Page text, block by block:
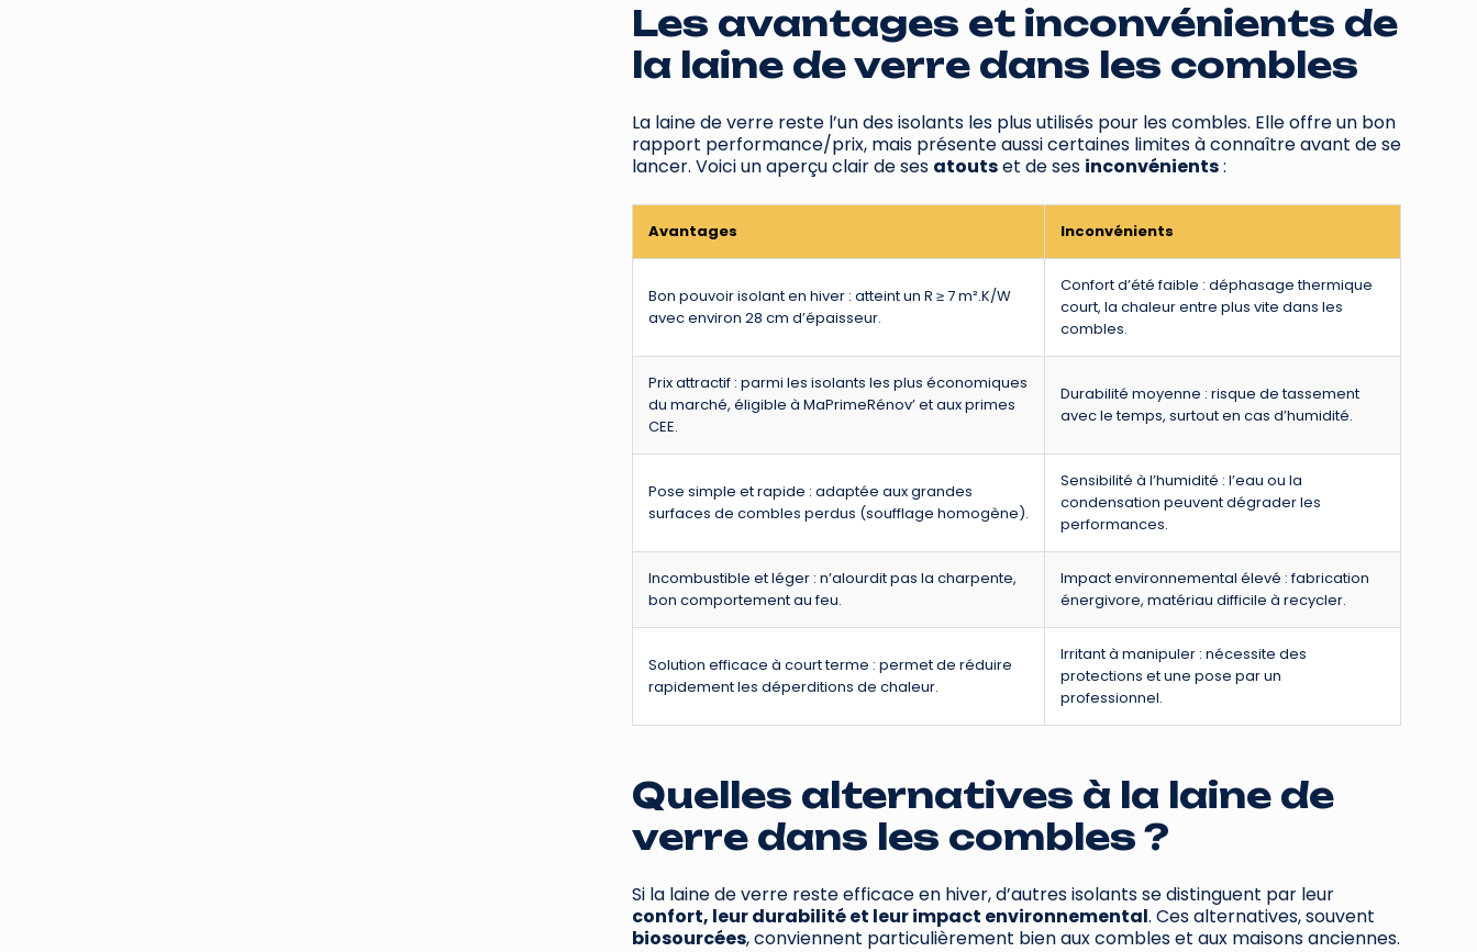
Les avantages et inconvénients de
la laine de verre dans les combles
La laine de verre reste l’un des isolants les plus utilisés pour les combles. Elle offre un bon
rapport performance/prix, mais présente aussi certaines limites à connaître avant de se
lancer. Voici un aperçu clair de ses atoutset de ses inconvénients:
Avantages Inconvénients
Bon pouvoir isolant en hiver : atteint un R ≥ 7 m².K/W
avec environ 28 cm d’épaisseur.
Confort d’été faible : déphasage thermique
court, la chaleur entre plus vite dans les
combles.
Prix attractif : parmi les isolants les plus économiques
du marché, éligible à MaPrimeRénov’ et aux primes
CEE.
Durabilité moyenne : risque de tassement
avec le temps, surtout en cas d’humidité.
Pose simple et rapide : adaptée aux grandes
surfaces de combles perdus (soufflage homogène).
Sensibilité à l’humidité : l’eau ou la
condensation peuvent dégrader les
performances.
Incombustible et léger : n’alourdit pas la charpente,
bon comportement au feu.
Impact environnemental élevé : fabrication
énergivore, matériau difficile à recycler.
Solution efficace à court terme : permet de réduire
rapidement les déperditions de chaleur.
Irritant à manipuler : nécessite des
protections et une pose par un
professionnel.
Quelles alternatives à la laine de
verre dans les combles ?
Si la laine de verre reste efficace en hiver, d’autres isolants se distinguent par leur
confort, leur durabilité et leur impact environnemental. Ces alternatives, souvent
biosourcées, conviennent particulièrement bien aux combles et aux maisons anciennes.